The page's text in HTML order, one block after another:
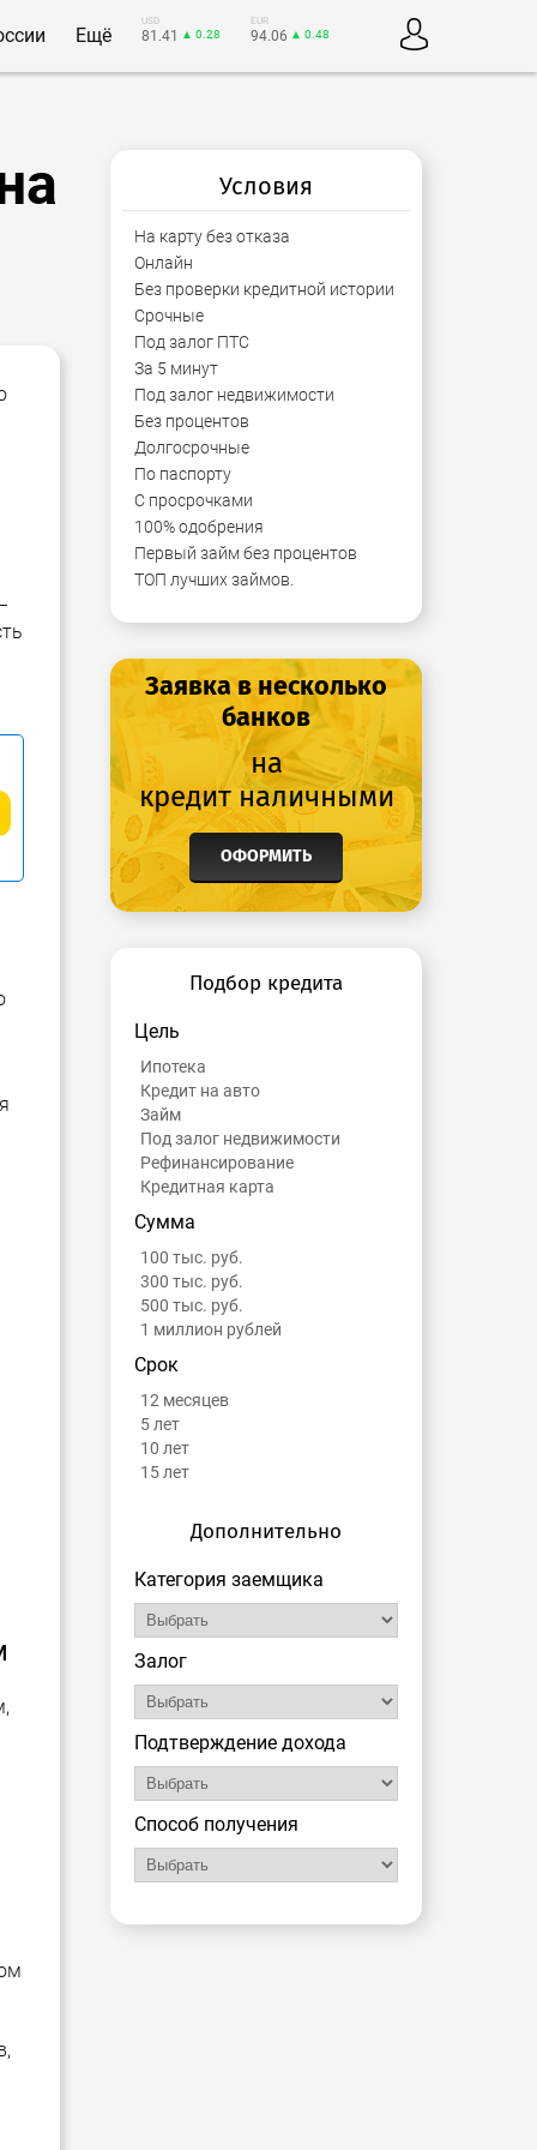
Ещё
USD
81.41 ▲ 0.28
EUR
94.06 ▲ 0.48
Условия
На карту без отказа
Онлайн
Без проверки кредитной истории
Срочные
Под залог ПТС
За 5 минут
Под залог недвижимости
Без процентов
Долгосрочные
По паспорту
С просрочками
100% одобрения
Первый займ без процентов
ТОП лучших займов.
Заявка в несколько
банков
на
кредит наличными
ОФОРМИТЬ
Подбор кредита
Цель
Ипотека
Кредит на авто
Займ
Под залог недвижимости
Рефинансирование
Кредитная карта
Сумма
100 тыс. руб.
300 тыс. руб.
500 тыс. руб.
1 миллион рублей
Срок
12 месяцев
5 лет
10 лет
15 лет
Дополнительно
Категория заемщика
Залог
Подтверждение дохода
Способ получения